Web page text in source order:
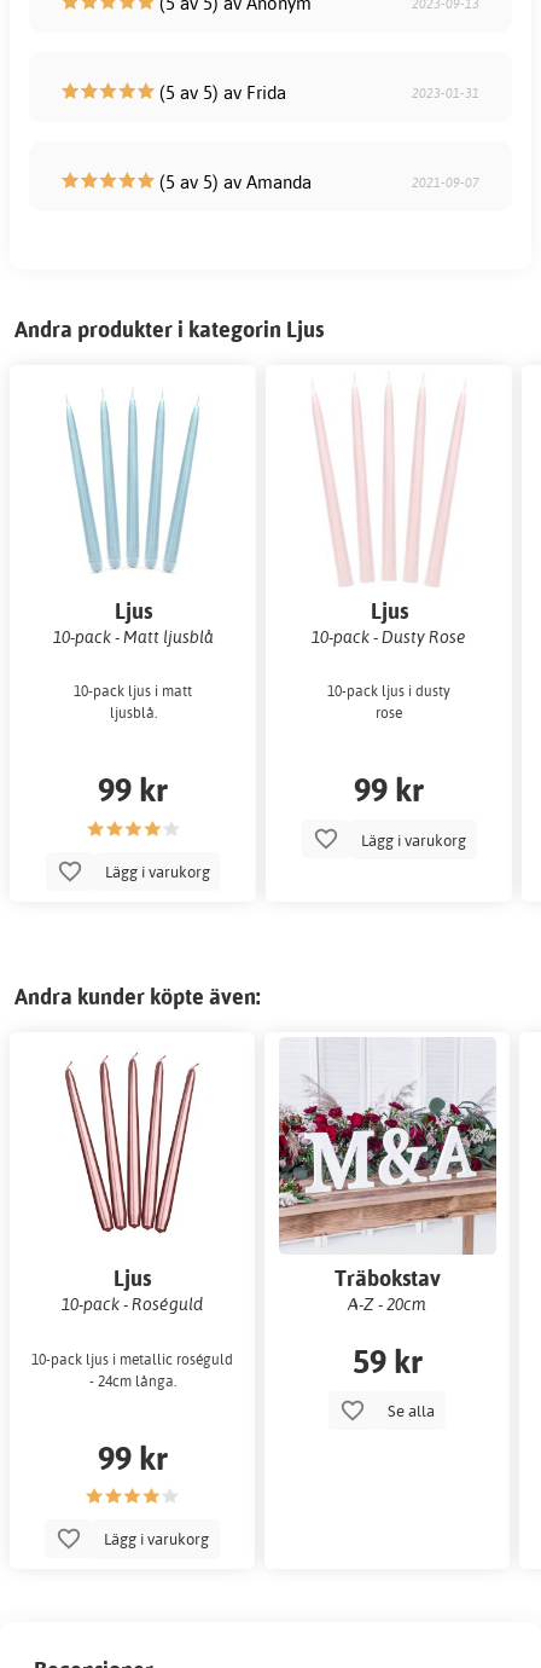
(5 av 5) av Frida 2023-01-31
(5 av 5) av Amanda 2021-09-07
Andra produkter i kategorin Ljus
Ljus
10-pack - Matt ljusblå
10-pack ljus i matt
ljusblå.
99 kr
Lägg i varukorg
Ljus
10-pack - Dusty Rose
10-pack ljus i dusty
rose
99 kr
Lägg i varukorg
Andra kunder köpte även:
Ljus
10-pack - Roséguld
10-pack ljus i metallic roséguld
- 24cm långa.
99 kr
Lägg i varukorg
Träbokstav
A-Z - 20cm
59 kr
Se alla